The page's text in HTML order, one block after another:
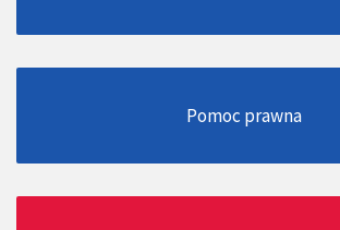
Pomoc prawna